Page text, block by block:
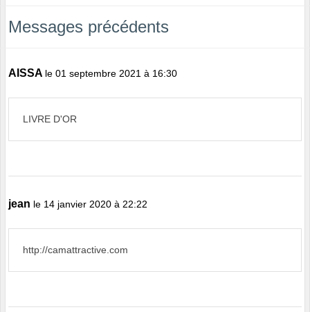
Messages précédents
AISSA le 01 septembre 2021 à 16:30
LIVRE D'OR
jean le 14 janvier 2020 à 22:22
http://camattractive.com